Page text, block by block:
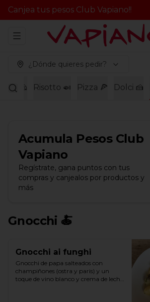
Canjea tus pesos Club Vapiano!!
Abrir menu de navegación
¿Dónde quieres pedir?
🧀 Risotto 🍛 Pizza 🍕 Dolci 🍰
Acumula Pesos Club
Vapiano
Regístrate, gana puntos con tus
compras y canjealos por productos y
más
Gnocchi 🍝
Gnocchi ai funghi
Gnocchi de papa salteados con
champiñones (ostra y paris) y un
toque de vino blanco y crema de leche,